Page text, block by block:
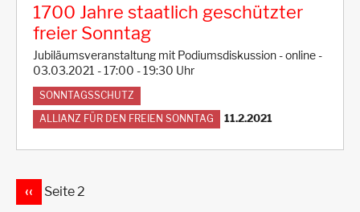
1700 Jahre staatlich geschützter
freier Sonntag
Jubiläumsveranstaltung mit Podiumsdiskussion - online -
03.03.2021 - 17:00 - 19:30 Uhr
SONNTAGSSCHUTZ
ALLIANZ FÜR DEN FREIEN SONNTAG 11.2.2021
Seitennummerierung
VORHERIGE
‹‹ Seite 2